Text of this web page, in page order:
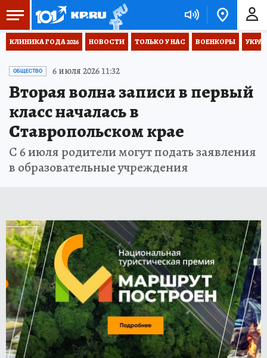
КЛИНИКА ГОДА 2026 НОВОСТИ ТОЛЬКО У НАС ВОЕНКОРЫ
ОБЩЕСТВО 6 июля 2026 11:32
Вторая волна записи в первый
класс началась в
Ставропольском крае
С 6 июля родители могут подать заявления
в образовательные учреждения